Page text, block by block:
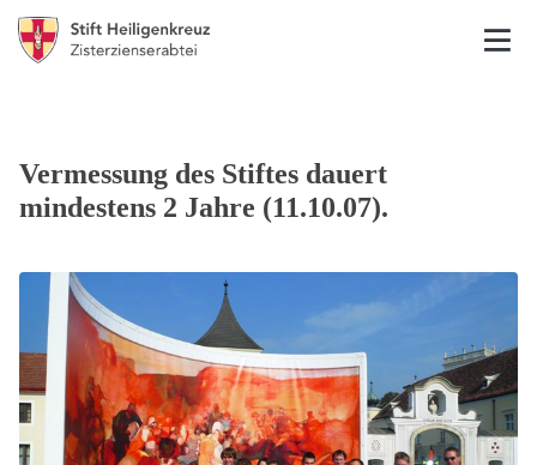
Vermessung des Stiftes dauert
mindestens 2 Jahre (11.10.07).